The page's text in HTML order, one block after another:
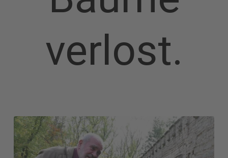
verlost.